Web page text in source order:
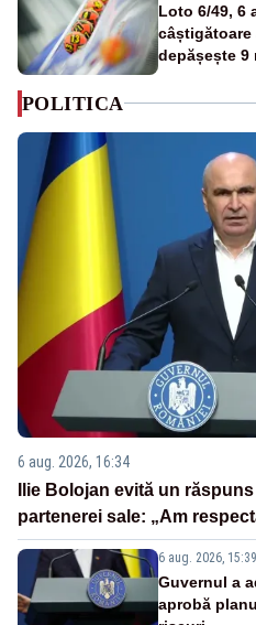
Loto 6/49, 6
câștigătoare
depășește 9
POLITICA
6 aug. 2026, 16:34
Ilie Bolojan evită un
partenerei sale: „Am
6 aug. 2026, 15:39
Guvernul a
aprobă